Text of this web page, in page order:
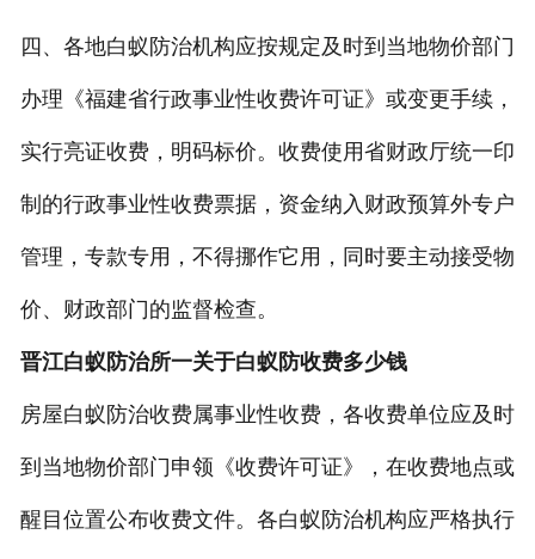
四、各地白蚁防治机构应按规定及时到当地物价部门
办理《福建省行政事业性收费许可证》或变更手续，
实行亮证收费，明码标价。收费使用省财政厅统一印
制的行政事业性收费票据，资金纳入财政预算外专户
管理，专款专用，不得挪作它用，同时要主动接受物
价、财政部门的监督检查。
晋江白蚁防治所一关于白蚁防收费多少钱
房屋白蚁防治收费属事业性收费，各收费单位应及时
到当地物价部门申领《收费许可证》，在收费地点或
醒目位置公布收费文件。各白蚁防治机构应严格执行